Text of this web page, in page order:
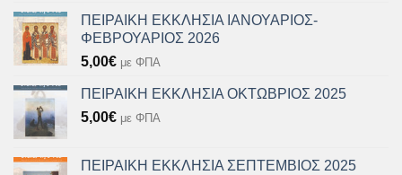
ΠΕΙΡΑΙΚΗ ΕΚΚΛΗΣΙΑ ΙΑΝΟΥΑΡΙΟΣ-
ΦΕΒΡΟΥΑΡΙΟΣ 2026
5,00€ με ΦΠΑ
ΠΕΙΡΑΙΚΗ ΕΚΚΛΗΣΙΑ ΟΚΤΩΒΡΙΟΣ 2025
5,00€ με ΦΠΑ
ΠΕΙΡΑΙΚΗ ΕΚΚΛΗΣΙΑ ΣΕΠΤΕΜΒΙΟΣ 2025